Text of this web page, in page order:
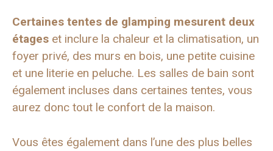
Certaines tentes de glamping mesurent deux
étages et inclure la chaleur et la climatisation, un
foyer privé, des murs en bois, une petite cuisine
et une literie en peluche. Les salles de bain sont
également incluses dans certaines tentes, vous
aurez donc tout le confort de la maison.
Vous êtes également dans l’une des plus belles